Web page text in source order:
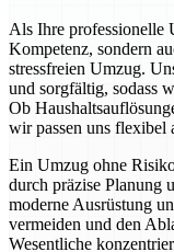
Als Ihre professionelle
Kompetenz, sondern
stressfreien Umzug.
und sorgfältig, sodass
Ob
wir passen uns flexibel
Ein Umzug ohne
durch präzise Planung
moderne Ausrüstung
vermeiden und den
Wesentliche